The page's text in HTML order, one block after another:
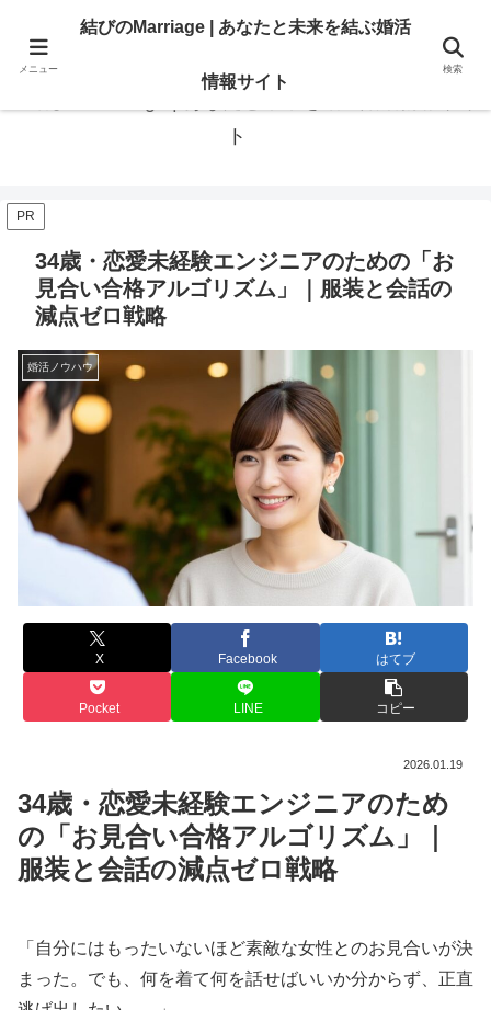
あなたの「結びたい」を叶える情報。地域・大手相談所の選び方と婚活のリア
ト
PR
34歳・恋愛未経験エンジニアのための「お
見合い合格アルゴリズム」｜服装と会話の
減点ゼロ戦略
婚活ノウハウ
X Facebook はてブ
Pocket LINE コピー
2026.01.19
34歳・恋愛未経験エンジニアのため
の「お見合い合格アルゴリズム」｜
服装と会話の減点ゼロ戦略
「自分にはもったいないほど素敵な女性とのお見合いが決
まった。でも、何を着て何を話せばいいか分からず、正直
メニュー
結びのMarriage | あなたと未来を結ぶ婚活
情報サイト
検索